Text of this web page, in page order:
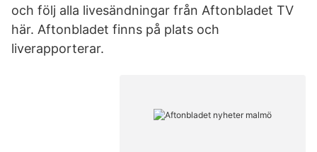
och följ alla livesändningar från Aftonbladet TV
här. Aftonbladet finns på plats och
liverapporterar.